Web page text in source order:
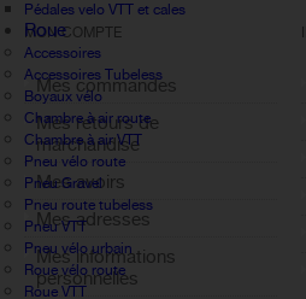
Pédales velo VTT et cales
Roue
Accessoires
Accessoires Tubeless
Boyaux vélo
Chambre à air route
Chambre à air VTT
Pneu vélo route
Pneu Gravel
Pneu route tubeless
Pneu VTT
Pneu vélo urbain
Roue vélo route
Roue VTT
MON COMPTE
Mes commandes
Mes retours de
marchandise
Mes avoirs
Mes adresses
Mes informations
personnelles